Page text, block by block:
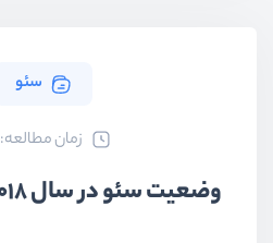
سئو
ﺯﻣﺎﻥ ﻣﻄﺎﻟﻌﻪ: 6 دقیقه
وضعیت سئو در سال ۲۰۱۸